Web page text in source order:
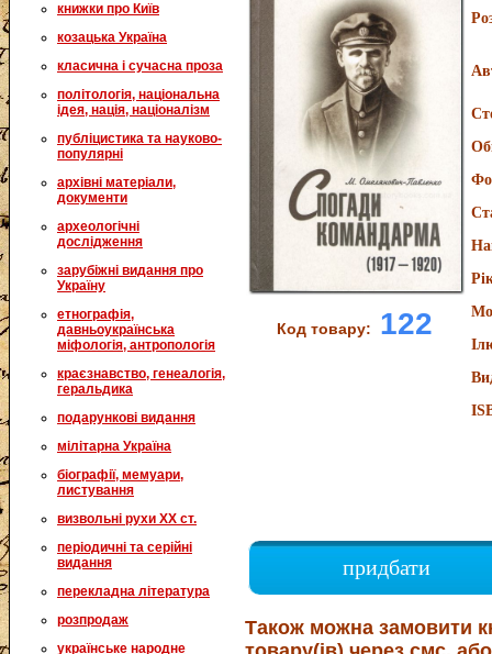
книжки про Київ
козацька Україна
класична і сучасна проза
політологія, національна
ідея, нація, націоналізм
публіцистика та науково-
популярні
архівні матеріали,
документи
археологічні
дослідження
зарубіжні видання про
Україну
етнографія,
давньоукраїнська
міфологія, антропологія
краєзнавство, генеалогія,
геральдика
подарункові видання
мілітарна Україна
біографії, мемуари,
листування
визвольні рухи XX ст.
періодичні та серійні
видання
перекладна література
розпродаж
українське народне
Код товару: 122
придбати
Також можна замовити